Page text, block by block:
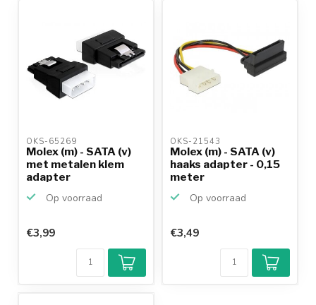
OKS-65269
Molex (m) - SATA (v)
met metalen klem
adapter
Op voorraad
€3,99
OKS-21543
Molex (m) - SATA (v)
haaks adapter - 0,15
meter
Op voorraad
€3,49